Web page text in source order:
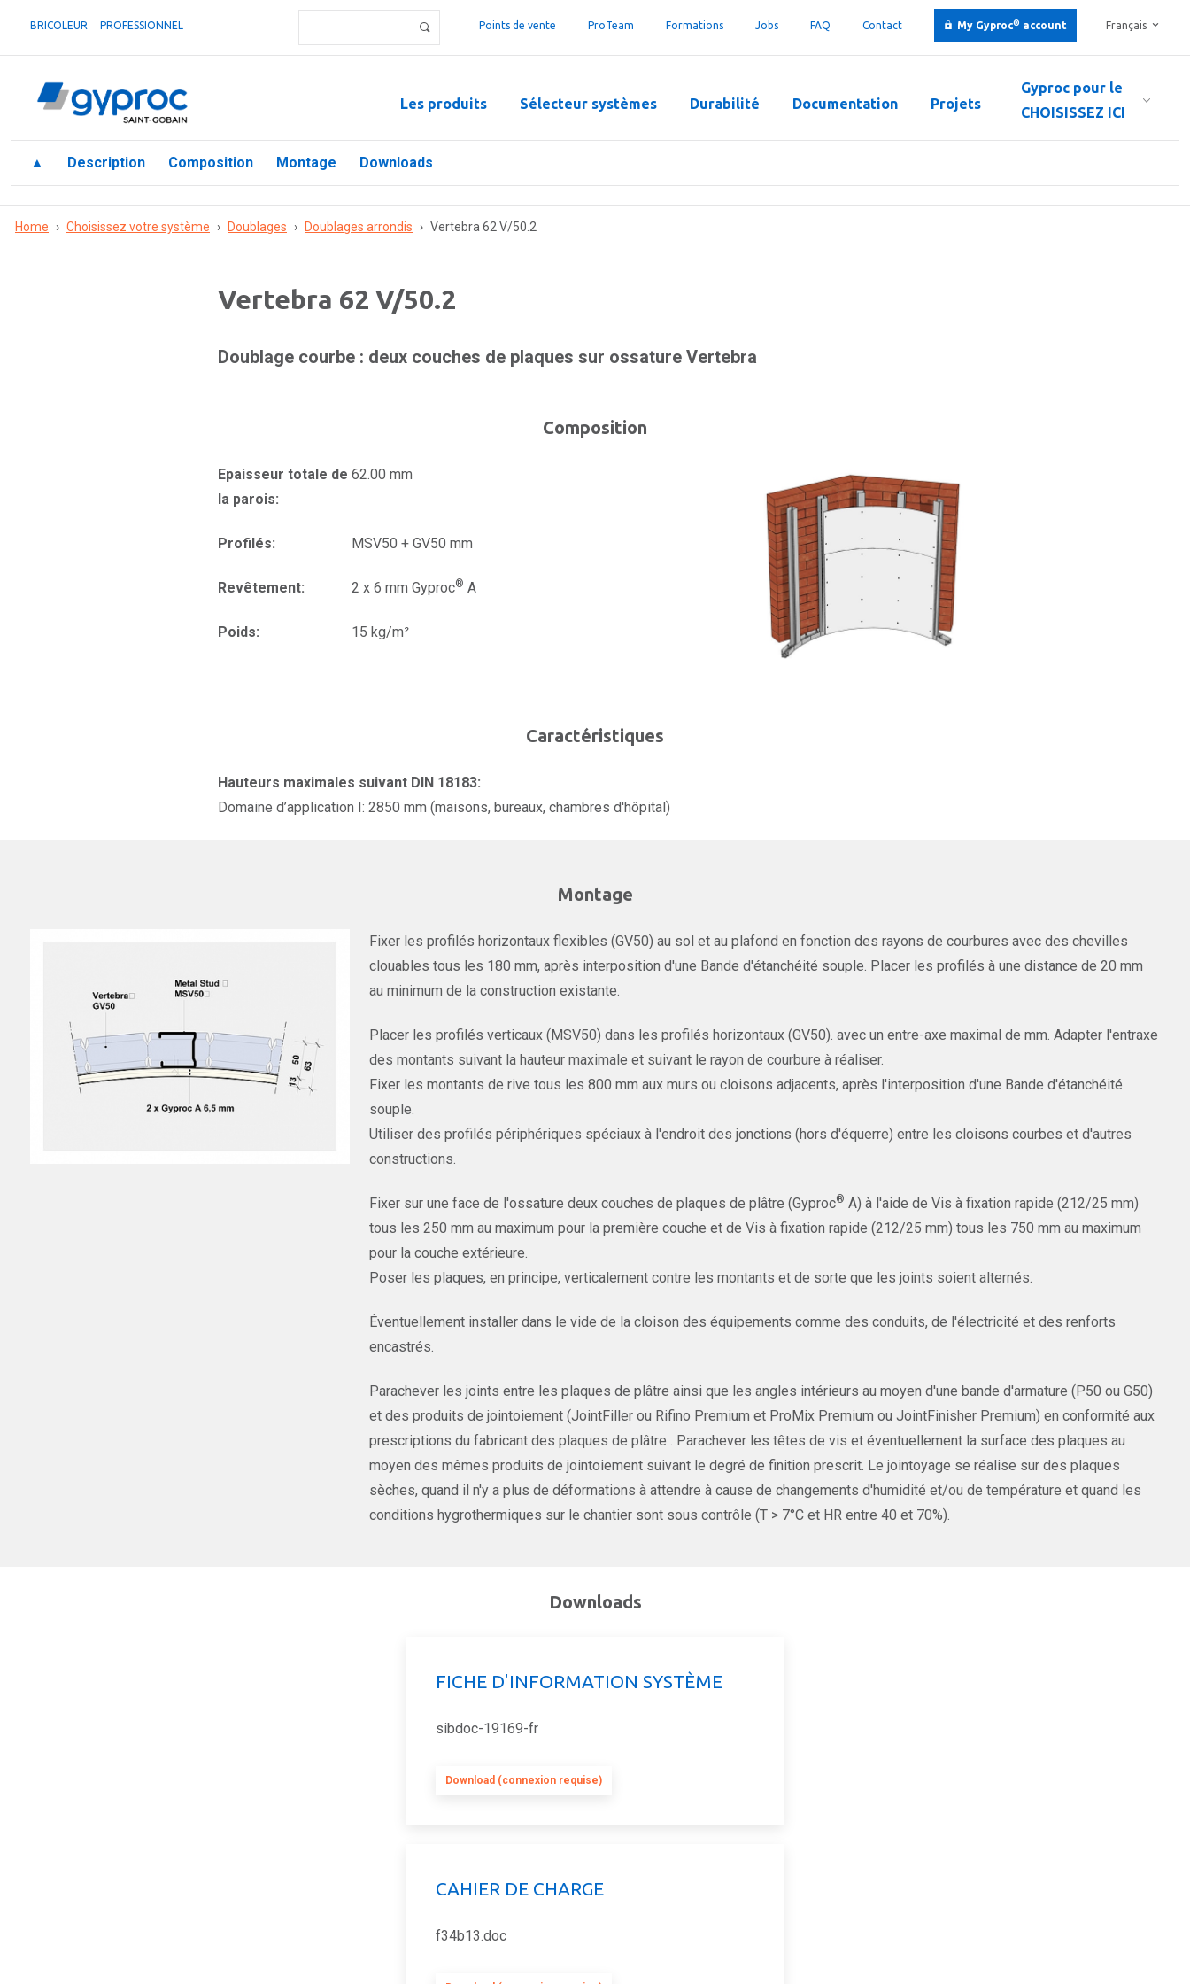
BRICOLEUR PROFESSIONNEL Français
Points de vente ProTeam Formations Jobs FAQ Contact My Gyproc® account
Gyproc pour le
CHOISISSEZ ICI
Les produits Sélecteur systèmes Durabilité Documentation Projets
▲ Description Composition Montage Downloads
Home › Choisissez votre système › Doublages › Doublages arrondis › Vertebra 62 V/50.2
Vertebra 62 V/50.2
Doublage courbe : deux couches de plaques sur ossature Vertebra
Composition
Epaisseur totale de
la parois:
62.00 mm
Profilés: MSV50 + GV50 mm
Revêtement: 2 x 6 mm Gyproc® A
Poids: 15 kg/m²
Caractéristiques
Hauteurs maximales suivant DIN 18183:
Domaine d’application I: 2850 mm (maisons, bureaux, chambres d'hôpital)
Montage
Fixer les profilés horizontaux flexibles (GV50) au sol et au plafond en fonction des rayons de courbures avec des chevilles
clouables tous les 180 mm, après interposition d'une Bande d'étanchéité souple. Placer les profilés à une distance de 20 mm
au minimum de la construction existante.
Placer les profilés verticaux (MSV50) dans les profilés horizontaux (GV50). avec un entre-axe maximal de mm. Adapter l'entraxe
des montants suivant la hauteur maximale et suivant le rayon de courbure à réaliser.
Fixer les montants de rive tous les 800 mm aux murs ou cloisons adjacents, après l'interposition d'une Bande d'étanchéité
souple.
Utiliser des profilés périphériques spéciaux à l'endroit des jonctions (hors d'équerre) entre les cloisons courbes et d'autres
constructions.
Fixer sur une face de l'ossature deux couches de plaques de plâtre (Gyproc® A) à l'aide de Vis à fixation rapide (212/25 mm)
tous les 250 mm au maximum pour la première couche et de Vis à fixation rapide (212/25 mm) tous les 750 mm au maximum
pour la couche extérieure.
Poser les plaques, en principe, verticalement contre les montants et de sorte que les joints soient alternés.
Éventuellement installer dans le vide de la cloison des équipements comme des conduits, de l'électricité et des renforts
encastrés.
Parachever les joints entre les plaques de plâtre ainsi que les angles intérieurs au moyen d'une bande d'armature (P50 ou G50)
et des produits de jointoiement (JointFiller ou Rifino Premium et ProMix Premium ou JointFinisher Premium) en conformité aux
prescriptions du fabricant des plaques de plâtre . Parachever les têtes de vis et éventuellement la surface des plaques au
moyen des mêmes produits de jointoiement suivant le degré de finition prescrit. Le jointoyage se réalise sur des plaques
sèches, quand il n'y a plus de déformations à attendre à cause de changements d'humidité et/ou de température et quand les
conditions hygrothermiques sur le chantier sont sous contrôle (T > 7°C et HR entre 40 et 70%).
Downloads
FICHE D'INFORMATION SYSTÈME
sibdoc-19169-fr
Download (connexion requise)
CAHIER DE CHARGE
f34b13.doc